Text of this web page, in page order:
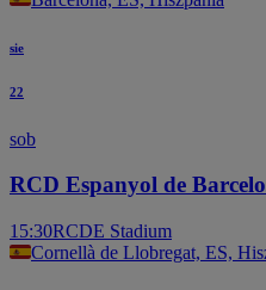
sie
22
sob
RCD Espanyol de
15:30RCDE Stadium
Cornellà de Llobregat, ES,